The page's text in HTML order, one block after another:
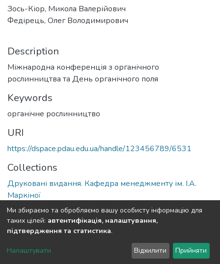
Зось-Кіор, Микола Валерійович
Федірець, Олег Володимирович
Description
Міжнародна конференція з органічного
рослинництва та День органічного поля
Keywords
органічне рослинництво
URI
https://dspace.pdau.edu.ua/handle/123456789/6531
Collections
Друковані видання. Кафедра менеджменту ім. І.А.
Маркіної
Full item page
DSpace software copyright © 2002-2026 LYRASIS
Send Feedback
Ми збираємо та обробляємо вашу особисту інформацію для
таких цілей: автентифікація, налаштування,
підтвердження та статистика.
Налаштувати Відхилити Прийняти